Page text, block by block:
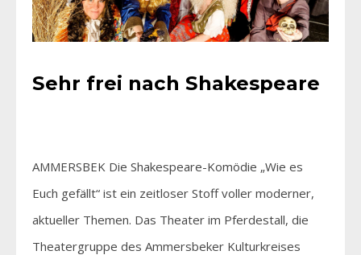
Sehr frei nach Shakespeare
AMMERSBEK Die Shakespeare-Komödie „Wie es
Euch gefällt“ ist ein zeitloser Stoff voller moderner,
aktueller Themen. Das Theater im Pferdestall, die
Theatergruppe des Ammersbeker Kulturkreises